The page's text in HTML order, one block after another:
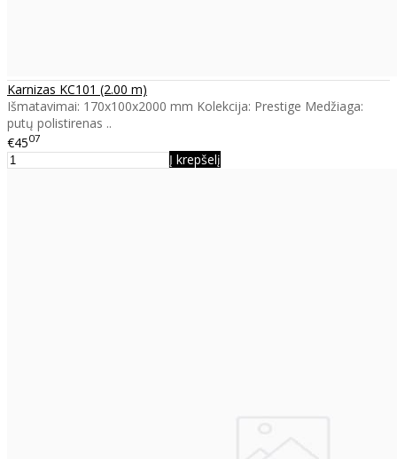
Karnizas KC101 (2.00 m)
Išmatavimai: 170x100x2000 mm Kolekcija: Prestige Medžiaga:
putų polistirenas ..
€4507
Į krepšelį